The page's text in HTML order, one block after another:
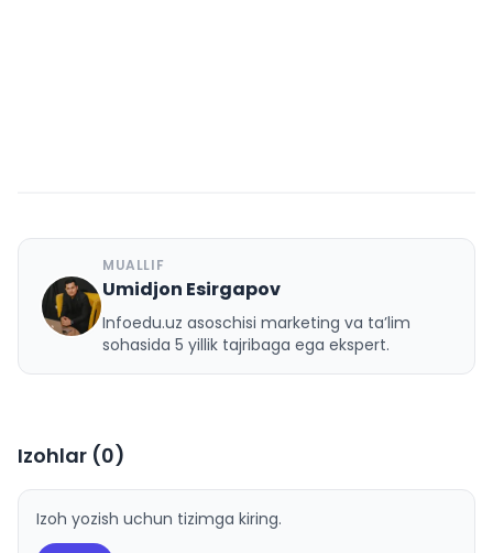
U
MUALLIF
Umidjon Esirgapov
Infoedu.uz asoschisi marketing va ta’lim
sohasida 5 yillik tajribaga ega ekspert.
Izohlar (0)
Izoh yozish uchun tizimga kiring.